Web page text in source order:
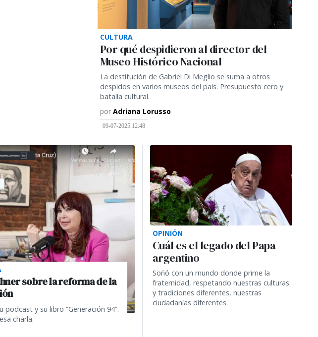
CULTURA
Por qué despidieron al director del
Museo Histórico Nacional
La destitución de Gabriel Di Meglio se suma a otros
despidos en varios museos del país. Presupuesto cero y
batalla cultural.
por Adriana Lorusso
09-07-2025 12:48
sobre la reforma de la
y su libro “Generación 94”.
charla.
OPINIÓN
Cuál es el legado del Papa
argentino
Soñó con un mundo donde prime la
fraternidad, respetando nuestras culturas
y tradiciones diferentes, nuestras
ciudadanías diferentes.